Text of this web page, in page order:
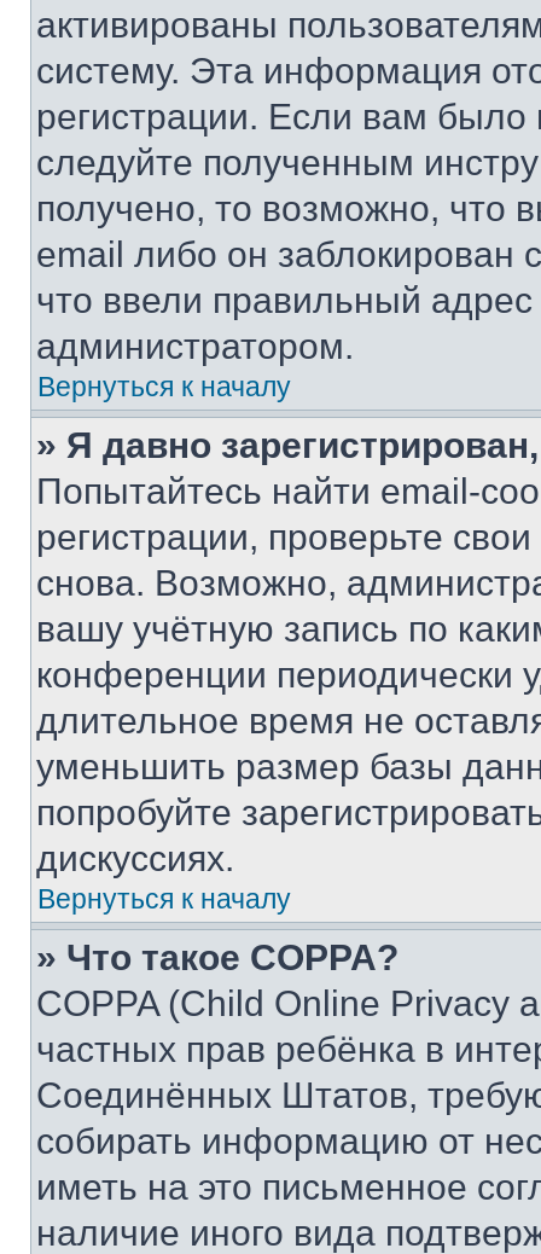
активированы
систему. Эта информация
регистрации. Если вам
следуйте полученным
получено, то возможно, что
email либо он
что ввели правильный адрес
администратором.
Вернуться к началу
» Я давно
Попытайтесь найти email-
регистрации, проверьте
снова. Возможно,
вашу учётную запись по
конференции периодически
длительное время не
уменьшить размер базы
попробуйте
дискуссиях.
Вернуться к началу
» Что такое COPPA?
COPPA (Child Online Privacy
частных прав ребёнка в
Соединённых Штатов,
собирать информацию от
иметь на это письменное
наличие иного вида